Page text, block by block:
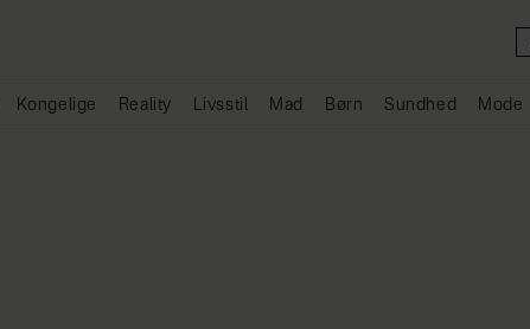
Kongelige Reality Livsstil Mad Børn Sundhed Mode